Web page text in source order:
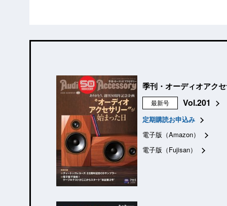
季刊・オーディオアク
最新号 Vol.201
定期購読お申込み
電子版（Amazon）
電子版（Fujisan）